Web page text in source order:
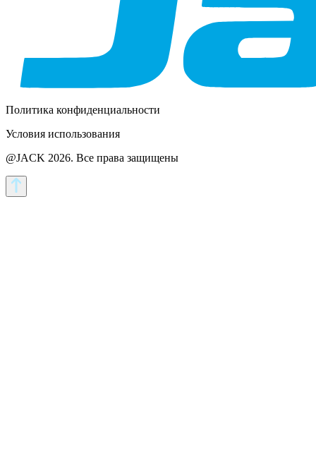
Политика конфиденциальности
Условия использования
@JACK 2026. Все права защищены